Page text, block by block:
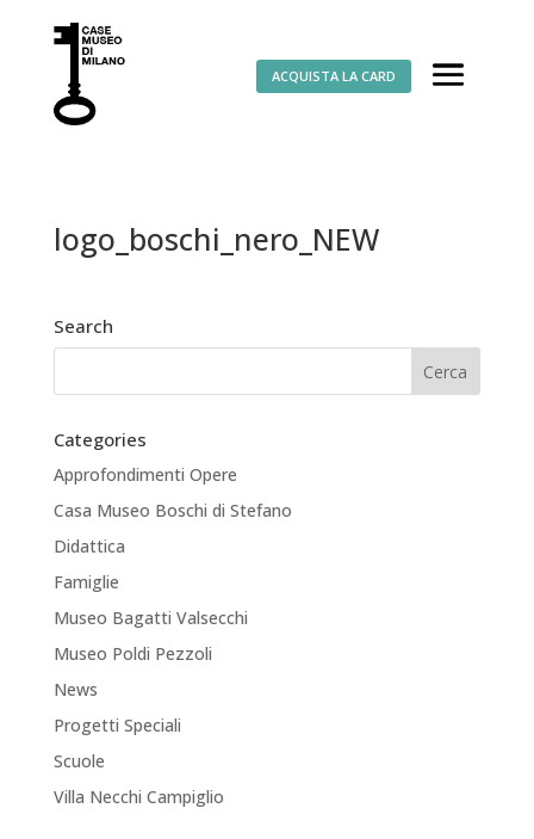
ACQUISTA LA CARD
logo_boschi_nero_NEW
Search
Categories
Approfondimenti Opere
Casa Museo Boschi di Stefano
Didattica
Famiglie
Museo Bagatti Valsecchi
Museo Poldi Pezzoli
News
Progetti Speciali
Scuole
Villa Necchi Campiglio